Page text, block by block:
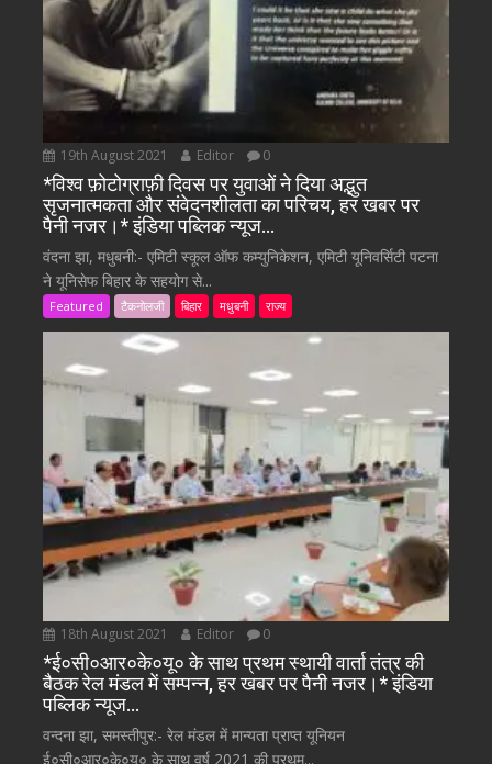
19th August 2021 Editor 0
*विश्व फ़ोटोग्राफ़ी दिवस पर युवाओं ने दिया अद्भुत
सृजनात्मकता और संवेदनशीलता का परिचय, हर खबर पर
पैनी नजर।* इंडिया पब्लिक न्यूज…
वंदना झा, मधुबनी:- एमिटी स्कूल ऑफ कम्युनिकेशन, एमिटी यूनिवर्सिटी पटना
ने यूनिसेफ बिहार के सहयोग से...
Featured टैकनोलजी बिहार मधुबनी राज्य
18th August 2021 Editor 0
*ई०सी०आर०के०यू० के साथ प्रथम स्थायी वार्ता तंत्र की
बैठक रेल मंडल में सम्पन्न, हर खबर पर पैनी नजर।* इंडिया
पब्लिक न्यूज…
वन्दना झा, समस्तीपुर:- रेल मंडल में मान्यता प्राप्त यूनियन
ई०सी०आर०के०यू० के साथ वर्ष 2021 की प्रथम...